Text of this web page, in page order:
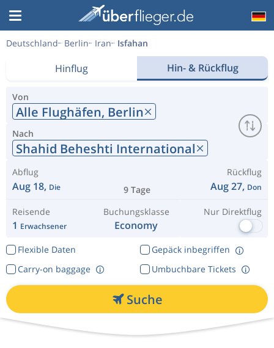
Deutschland Berlin Iran Isfahan
Hinflug Hin- & Rückflug
Von
Alle Flughäfen, Berlin
Nach
Shahid Beheshti International
Abflug
Aug 18, Die 9 Tage
Rückflug
Aug 27, Don
Reisende
1 Erwachsener
Buchungsklasse
Economy
Nur Direktflug
Flexible Daten
Gepäck inbegriffen
Umbuchbare Tickets
Carry-on baggage
Suche